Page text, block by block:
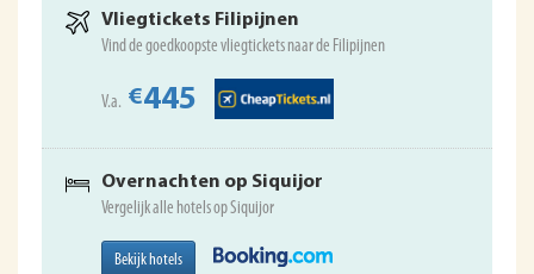
Vliegtickets Filipijnen
Vind de goedkoopste vliegtickets naar de Filipijnen
V.a. €445
Overnachten op Siquijor
Vergelijk alle hotels op Siquijor
Bekijk hotels